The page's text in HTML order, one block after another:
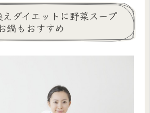
ダイエットに野菜スープ
鍋もおすすめ